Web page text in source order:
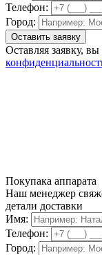
Телефон:
Город:
Оставляя заявку,
Покупака аппарата
Наш менеджер
детали доставки
Имя:
Телефон:
Город: